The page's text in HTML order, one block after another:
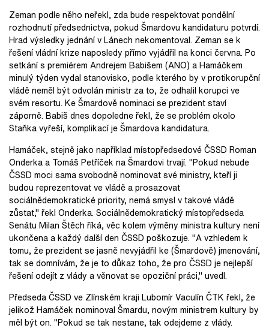
Zeman podle něho neřekl, zda bude respektovat pondělní
rozhodnutí předsednictva, pokud Šmardovu kandidaturu potvrdí.
Hrad výsledky jednání v Lánech nekomentoval. Zeman se k
řešení vládní krize naposledy přímo vyjádřil na konci června. Po
setkání s premiérem Andrejem Babišem (ANO) a Hamáčkem
minulý týden vydal stanovisko, podle kterého by v protikorupční
vládě neměl být odvolán ministr za to, že odhalil korupci ve
svém resortu. Ke Šmardově nominaci se prezident staví
záporně. Babiš dnes dopoledne řekl, že se problém okolo
Staňka vyřeší, komplikací je Šmardova kandidatura.
Hamáček, stejně jako například místopředsedové ČSSD Roman
Onderka a Tomáš Petříček na Šmardovi trvají. "Pokud nebude
ČSSD moci sama svobodně nominovat své ministry, kteří ji
budou reprezentovat ve vládě a prosazovat
sociálnědemokratické priority, nemá smysl v takové vládě
zůstat," řekl Onderka. Sociálnědemokratický místopředseda
Senátu Milan Štěch říká, věc kolem výměny ministra kultury není
ukončena a každý další den ČSSD poškozuje. "A vzhledem k
tomu, že prezident se jasně nevyjádřil ke (Šmardově) jmenování,
tak se domnívám, že je to důkaz toho, že pro ČSSD je nejlepší
řešení odejít z vlády a věnovat se opoziční práci," uvedl.
Předseda ČSSD ve Zlínském kraji Lubomír Vaculín ČTK řekl, že
jelikož Hamáček nominoval Šmardu, novým ministrem kultury by
měl být on. "Pokud se tak nestane, tak odejdeme z vlády.